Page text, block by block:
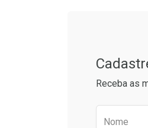
Receba as
Nome